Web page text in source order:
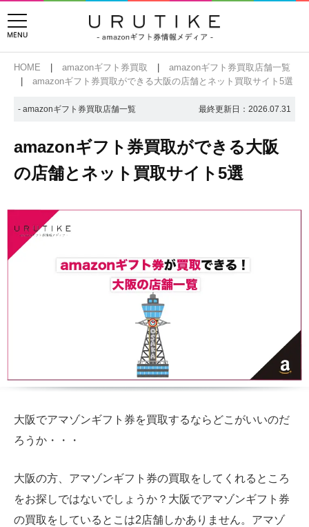
HOME amazonギフト券買取
amazonギフト券買取店舗一覧
amazonギフト券買取ができる大阪の店舗とネット買取サイト5選
- amazonギフト券買取店舗一覧 最終更新日： 2026.07.31
amazonギフト券買取ができる大阪
の店舗とネット買取サイト5選
大阪でアマゾンギフト券を買取するならどこがいいのだ
ろうか・・・
大阪の方、アマゾンギフト券の買取をしてくれるところ
をお探しではないでしょうか？大阪でアマゾンギフト券
の買取をしているとこは2店舗しかありません。アマゾ